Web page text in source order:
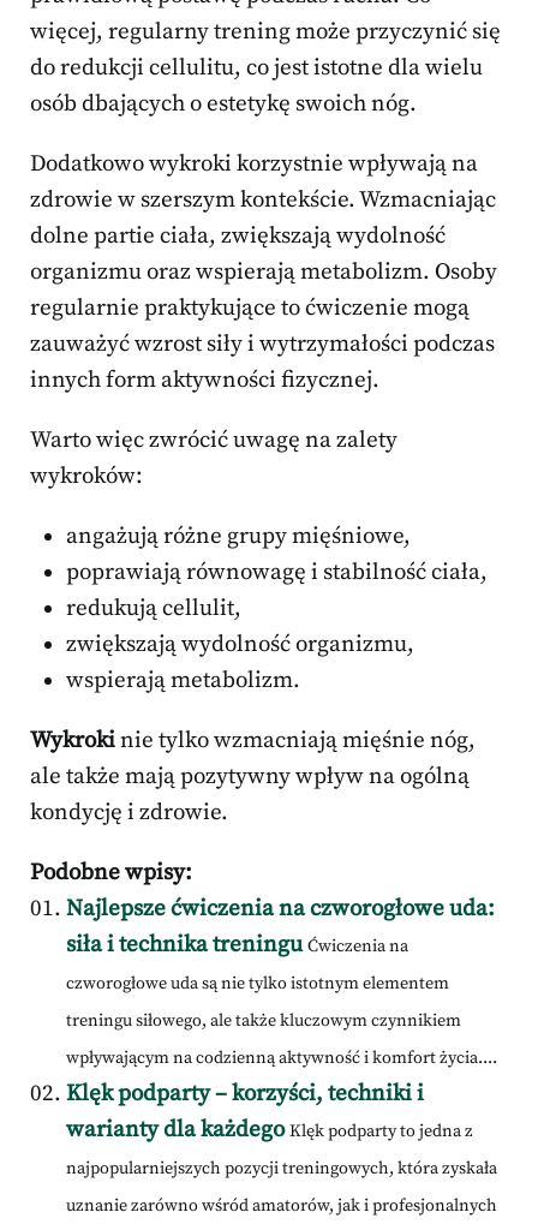
więcej, regularny trening może przyczynić się
do redukcji cellulitu, co jest istotne dla wielu
osób dbających o estetykę swoich nóg.
Dodatkowo wykroki korzystnie wpływają na
zdrowie w szerszym kontekście. Wzmacniając
dolne partie ciała, zwiększają wydolność
organizmu oraz wspierają metabolizm. Osoby
regularnie praktykujące to ćwiczenie mogą
zauważyć wzrost siły i wytrzymałości podczas
innych form aktywności fizycznej.
Warto więc zwrócić uwagę na zalety
wykroków:
angażują różne grupy mięśniowe,
poprawiają równowagę i stabilność ciała,
redukują cellulit,
zwiększają wydolność organizmu,
wspierają metabolizm.
Wykrokinie tylko wzmacniają mięśnie nóg,
ale także mają pozytywny wpływ na ogólną
kondycję i zdrowie.
Podobne wpisy:
Najlepsze ćwiczenia na czworogłowe uda:
siła i technika treningu Ćwiczenia na
czworogłowe uda są nie tylko istotnym elementem
treningu siłowego, ale także kluczowym czynnikiem
wpływającym na codzienną aktywność i komfort życia....
Klęk podparty – korzyści, techniki i
warianty dla każdego Klęk podparty to jedna z
najpopularniejszych pozycji treningowych, która zyskała
uznanie zarówno wśród amatorów, jak i profesjonalnych